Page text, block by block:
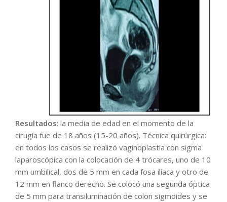
Resultados: la media de edad en el momento de la
cirugía fue de 18 años (15-20 años). Técnica quirúrgica:
en todos los casos se realizó vaginoplastia con sigma
laparoscópica con la colocación de 4 trócares, uno de 10
mm umbilical, dos de 5 mm en cada fosa ilíaca y otro de
12 mm en flanco derecho. Se colocó una segunda óptica
de 5 mm para transiluminación de colon sigmoides y se